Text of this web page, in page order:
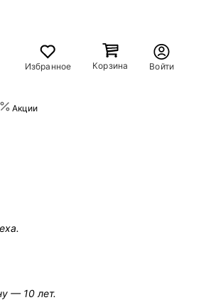
Избранное
Корзина Войти
Акции
— 10 лет.